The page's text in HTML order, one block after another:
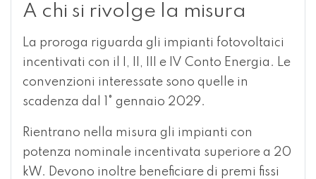
A chi si rivolge la misura
La proroga riguarda gli impianti fotovoltaici
incentivati con il I, II, III e IV Conto Energia. Le
convenzioni interessate sono quelle in
scadenza dal 1° gennaio 2029.
Rientrano nella misura gli impianti con
potenza nominale incentivata superiore a 20
kW. Devono inoltre beneficiare di premi fissi